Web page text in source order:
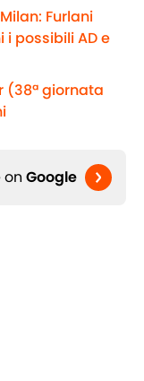
Furlani
i possibili AD e
(38ª giornata
on Google